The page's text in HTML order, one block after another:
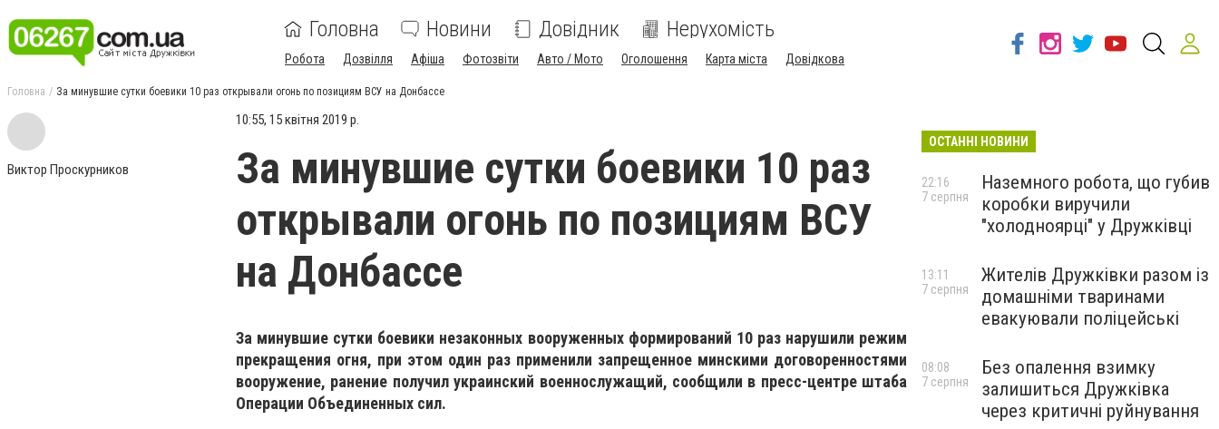
Головна Новини Довідник Нерухомість
Робота Дозвілля Афіша Фотозвіти Авто / Мото Оголошення Карта міста Довідкова
Головна За минувшие сутки боевики 10 раз открывали огонь по позициям ВСУ на Донбассе
Виктор Проскурников
10:55, 15 квітня 2019 р.
За минувшие сутки боевики 10 раз
открывали огонь по позициям ВСУ
на Донбассе
За минувшие сутки боевики незаконных вооруженных формирований 10 раз нарушили режим
прекращения огня, при этом один раз применили запрещенное минскими договоренностями
вооружение, ранение получил украинский военнослужащий, сообщили в пресс-центре штаба
Операции Объединенных сил.
ОСТАННІ НОВИНИ
Наземного робота, що губив
коробки виручили
"холодноярці" у Дружківці
22:16
7 серпня
Жителів Дружківки разом із
домашніми тваринами
евакуювали поліцейські
13:11
7 серпня
Без опалення взимку
залишиться Дружківка
через критичні руйнування
08:08
7 серпня